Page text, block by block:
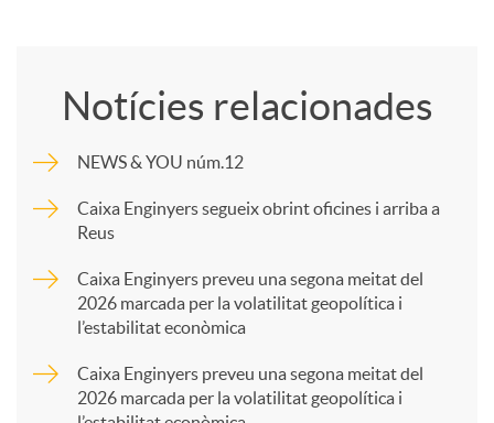
p
a
Notícies relacionades
NEWS & YOU núm.12
Caixa Enginyers segueix obrint oficines i arriba a
Reus
Caixa Enginyers preveu una segona meitat del
2026 marcada per la volatilitat geopolítica i
l’estabilitat econòmica
Caixa Enginyers preveu una segona meitat del
2026 marcada per la volatilitat geopolítica i